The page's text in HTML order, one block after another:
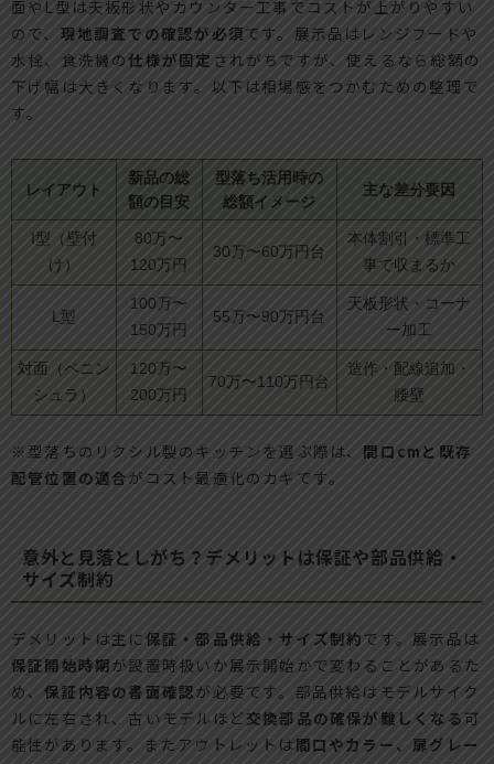
面やL型は天板形状やカウンター工事でコストが上がりやすい
ので、 現地調査での確認が必須です。展示品はレンジフードや
水栓、食洗機の仕様が固定 されがちですが、使えるなら総額の
下げ幅は大きくなります。以下は相場感をつかむための整理で
す。
レイアウト
新品の総
額の目安
型落ち活用時の
総額イメージ
主な差分要因
I型（壁付
け）
80万〜
120万円
30万〜60万円台
本体割引・標準工
事で収まるか
L型
100万〜
150万円
55万〜90万円台
天板形状・コーナ
ー加工
対面（ペニン
シュラ）
120万〜
200万円
70万〜110万円台
造作・配線追加・
腰壁
※型落ちのリクシル製のキッチンを選ぶ際は、 間口cmと既存
配管位置の適合がコスト最適化のカギです。
意外と見落としがち？デメリットは保証や部品供給・
サイズ制約
デメリットは主に 保証・部品供給・サイズ制約です。展示品は
保証開始時期が設置時扱いか展示開始かで変わることがあるた
め、保証内容の書面確認が必要です。部品供給はモデルサイク
ルに左右され、古いモデルほど交換部品の確保が難しくなる可
能性があります。またアウトレットは間口やカラー、扉グレー